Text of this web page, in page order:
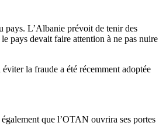
pays. L’Albanie prévoit de tenir des
pays devait faire attention à ne pas nuire
la fraude a été récemment adoptée
que l’OTAN ouvrira ses portes